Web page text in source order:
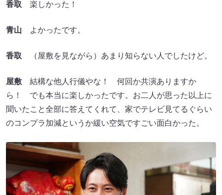
香取 楽しかった！
青山 よかったです。
香取 （屋敷を見ながら）あまり知らない人でしたけど。
屋敷 結構な他人行儀やな！ 何回か共演ありますか
ら！ でも本当に楽しかったです。お二人が思った以上に
聞いたこと全部に答えてくれて、家でテレビ見てるぐらい
のコンプラ加減というか緩い空気ですごい面白かった。